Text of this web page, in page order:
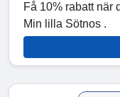
Få 10% rabatt när
Min lilla Sötnos .